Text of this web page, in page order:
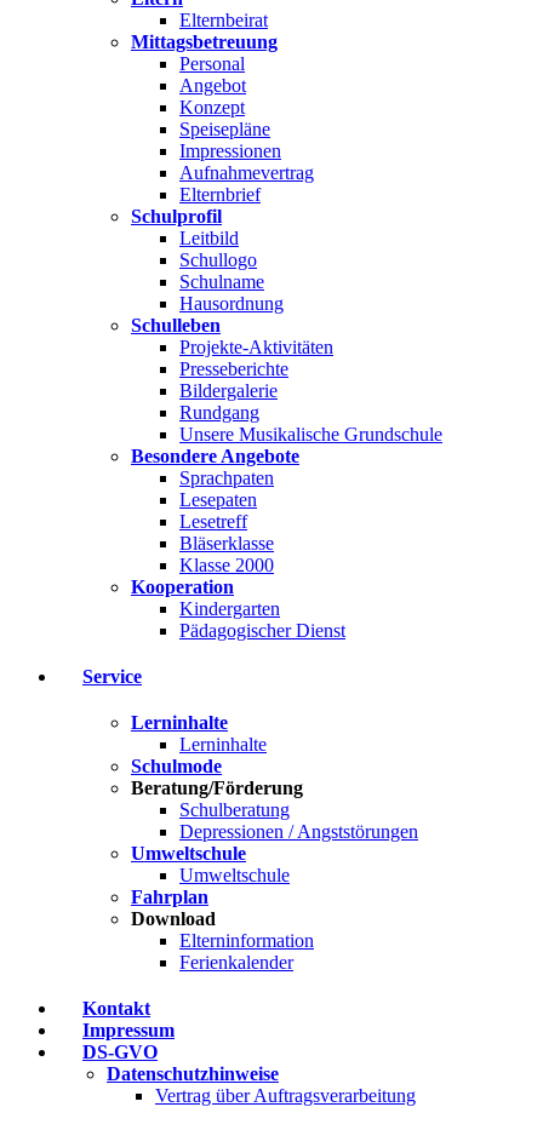
Elternbeirat
Mittagsbetreuung
Personal
Angebot
Konzept
Speisepläne
Impressionen
Aufnahmevertrag
Elternbrief
Schulprofil
Leitbild
Schullogo
Schulname
Hausordnung
Schulleben
Projekte-Aktivitäten
Presseberichte
Bildergalerie
Rundgang
Unsere Musikalische Grundschule
Besondere Angebote
Sprachpaten
Lesepaten
Lesetreff
Bläserklasse
Klasse 2000
Kooperation
Kindergarten
Pädagogischer Dienst
Service
Lerninhalte
Lerninhalte
Schulmode
Beratung/Förderung
Schulberatung
Depressionen / Angststörungen
Umweltschule
Umweltschule
Fahrplan
Download
Elterninformation
Ferienkalender
Kontakt
Impressum
DS-GVO
Datenschutzhinweise
Vertrag über Auftragsverarbeitung